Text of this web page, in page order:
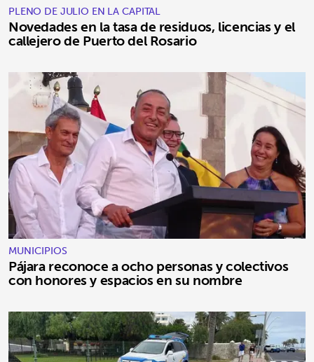
PLENO DE JULIO EN LA CAPITAL
Novedades en la tasa de residuos, licencias y el
callejero de Puerto del Rosario
MUNICIPIOS
Pájara reconoce a ocho personas y colectivos
con honores y espacios en su nombre